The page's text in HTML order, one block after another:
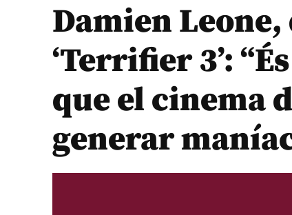
Damien
‘Terrifier 3’:
que el cinema
generar